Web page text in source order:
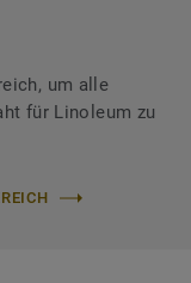
um alle
für Linoleum zu